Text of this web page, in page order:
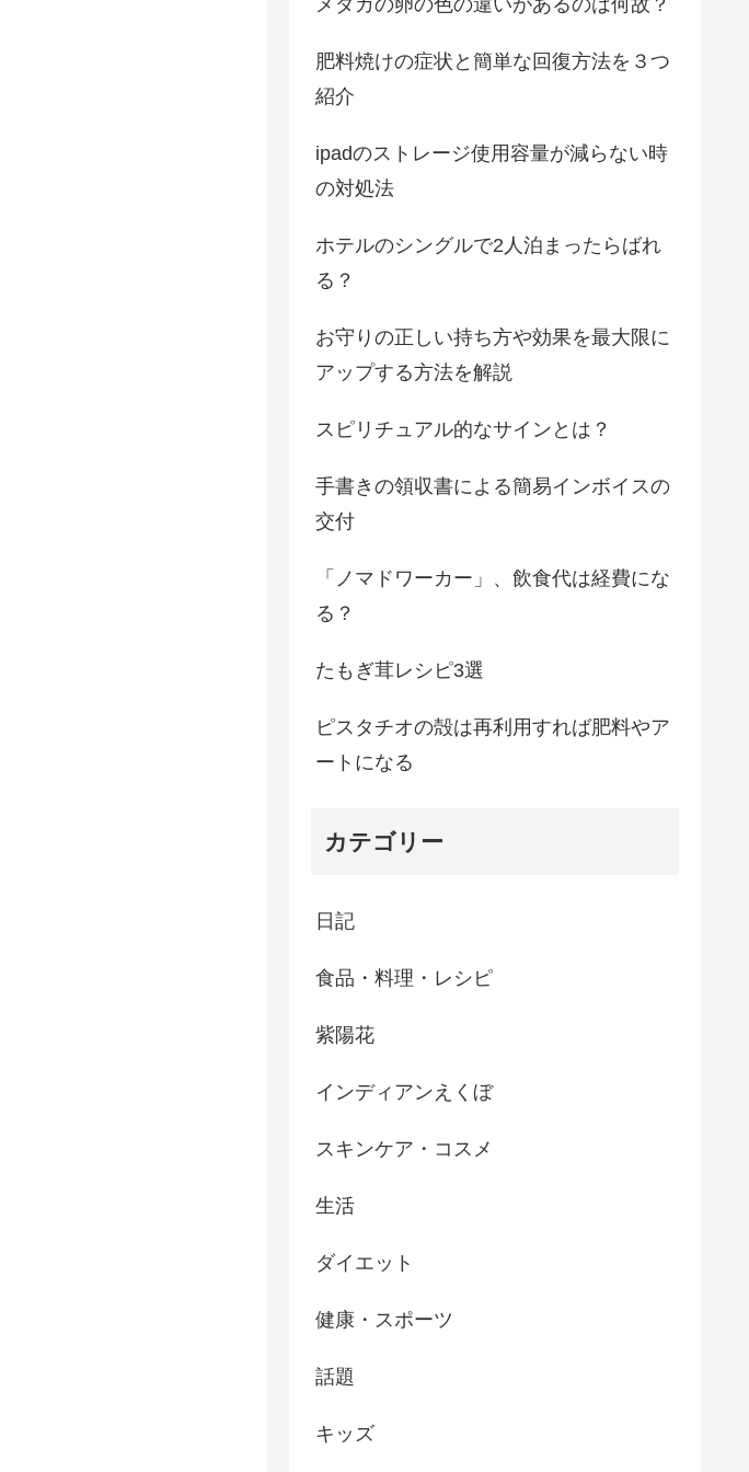
メダカの卵の色の違いがあるのは何故？
肥料焼けの症状と簡単な回復方法を３つ
紹介
ipadのストレージ使用容量が減らない時
の対処法
ホテルのシングルで2人泊まったらばれ
る？
お守りの正しい持ち方や効果を最大限に
アップする方法を解説
スピリチュアル的なサインとは？
手書きの領収書による簡易インボイスの
交付
「ノマドワーカー」、飲食代は経費にな
る？
たもぎ茸レシピ3選
ピスタチオの殻は再利用すれば肥料やア
ートになる
カテゴリー
日記
食品・料理・レシピ
紫陽花
インディアンえくぼ
スキンケア・コスメ
生活
ダイエット
健康・スポーツ
話題
キッズ